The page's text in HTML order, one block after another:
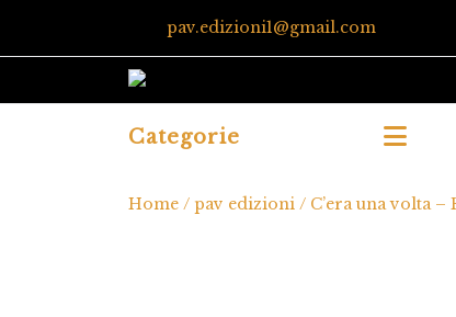
pav.edizioni1@gmail.com
Categorie
Home / pav edizioni / C’era una volta